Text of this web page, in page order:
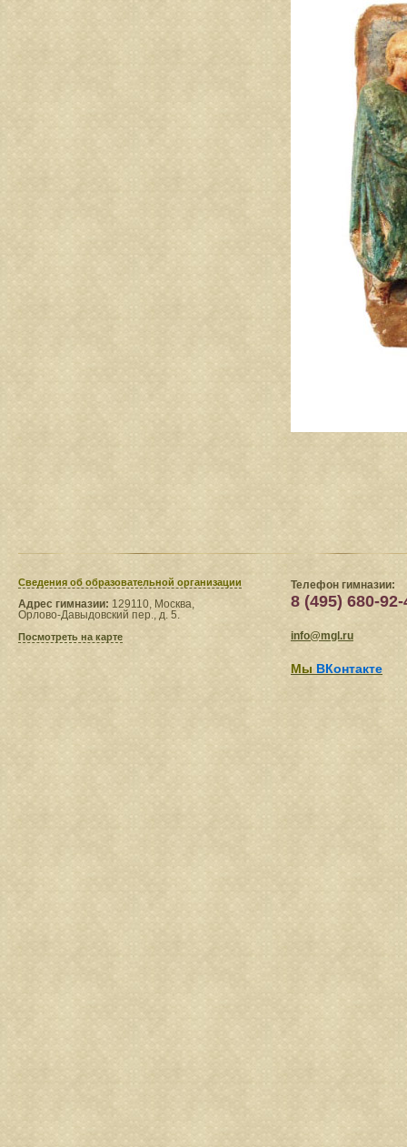
Сведения​ об образовательной организации
Адрес гимназии: 129110, Москва,
Орлово-Давыдовский пер., д. 5.
Посмотреть на карте
Телефон гимназии:
8 (495) 680-92-
info@mgl.ru
Мы ВКонтакте